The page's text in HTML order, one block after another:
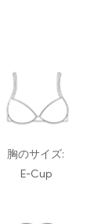
胸のサイズ:
E-Cup